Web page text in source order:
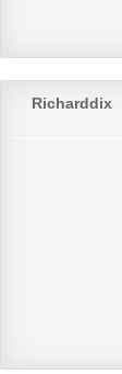
Richarddix